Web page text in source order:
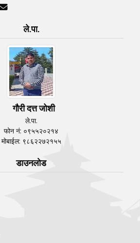
ले.पा.
गौरी दत्त जोशी
ले.पा.
फोन नं: ०९५५२०२१४
मोबाईल: ९८६२२७२१५५
डाउनलोड